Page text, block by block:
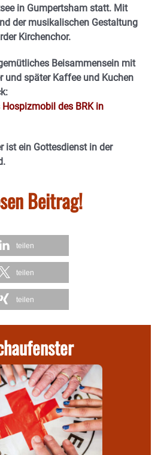
in Gumpertsham statt. Mit
der musikalischen Gestaltung
Kirchenchor.
Beisammensein mit
und später Kaffee und Kuchen
des BRK in
ist ein Gottesdienst in der
Beitrag!
teilen
teilen
teilen